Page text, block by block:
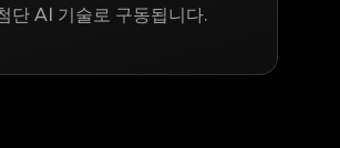
단 AI 기술로 구동됩니다.